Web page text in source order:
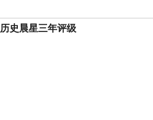
历史晨星三年评级